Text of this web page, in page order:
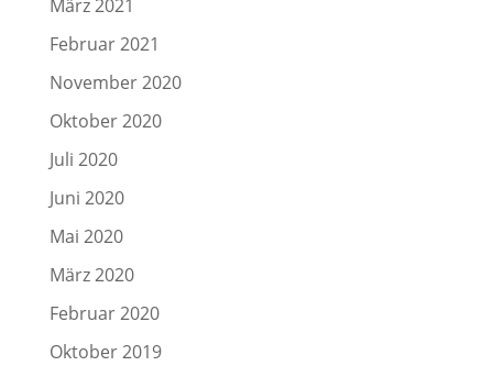
März 2021
Februar 2021
November 2020
Oktober 2020
Juli 2020
Juni 2020
Mai 2020
März 2020
Februar 2020
Oktober 2019